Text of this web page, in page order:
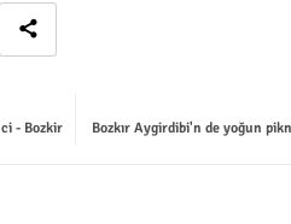
Bozkır Aygirdibi'n de yoğun
- Bozkir